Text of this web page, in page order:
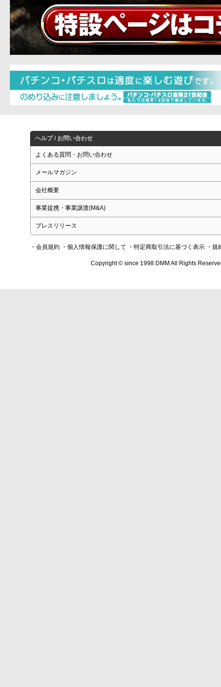
ヘルプ / お問い合わせ
よくある質問・お問い合わせ
メールマガジン
会社概要
事業提携・事業譲渡(M&A)
プレスリリース
・会員規約 ・個人情報保護に関して ・特定商取引法に基づく表示 ・規
Copyright © since 1998 DMM All Rights